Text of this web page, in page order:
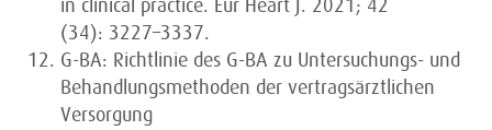
in clinical practice. Eur Heart J. 2021; 42
(34): 3227–3337.
G-BA: Richtlinie des G-BA zu Untersuchungs- und
Behandlungsmethoden der vertragsärztlichen
Versorgung